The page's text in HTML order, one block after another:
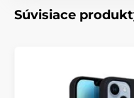
Súvisiace